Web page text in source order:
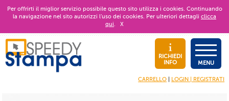
Per offrirti il miglior servizio possibile questo sito utilizza i cookies. Continuando
la navigazione nel sito autorizzi l’uso dei cookies. Per ulteriori dettagli clicca
qui. X
RICHIEDI
INFO
MENU
CARRELLO LOGIN | REGISTRATI